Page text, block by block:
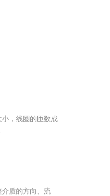
，线圈的匝数成
质的方向、流